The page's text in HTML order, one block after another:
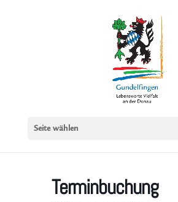
Seite wählen
Terminbuchung